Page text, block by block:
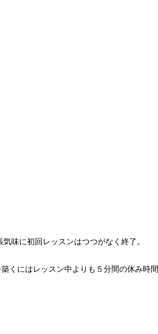
味に初回レッスンはつつがなく終了。
くにはレッスン中よりも５分間の休み時間